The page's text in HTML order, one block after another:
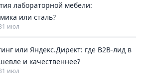
лабораторной мебели:
или сталь?
июл
или Яндекс.Директ: где B2B-лид в
и качественнее?
июл